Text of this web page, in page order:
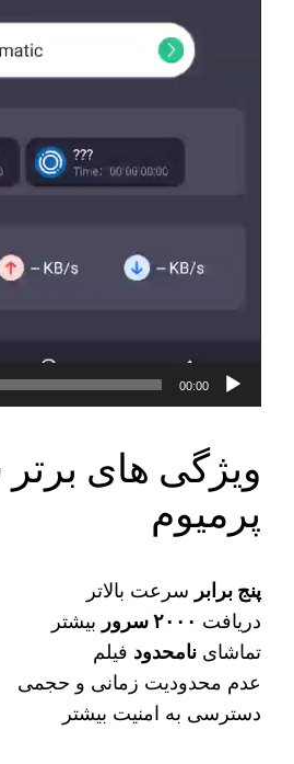
00:00
ویژگی های
پرمیوم
پنج برابر سرعت بالاتر
دریافت ۲۰۰۰ سرور
بیشتر
تماشاینامحدود فیلم
عدم محدودیت زمانی و حجمی
دسترسی به امنیت بیشتر